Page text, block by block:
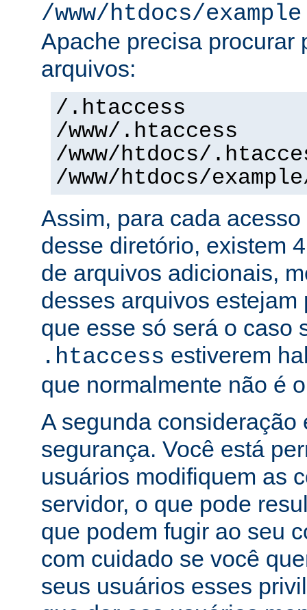
/www/htdocs/example
Apache precisa procurar
arquivos:
/.htaccess
/www/.htaccess
/www/htdocs/
/www/htdocs/
Assim, para cada
desse diretório, existem
de arquivos adicionais,
desses arquivos estejam
que esse só será o caso
.htaccess estiverem
que normalmente não é
A segunda consideração
segurança. Você está
usuários modifiquem as
servidor, o que pode
que podem fugir ao seu
com cuidado se você
seus usuários esses